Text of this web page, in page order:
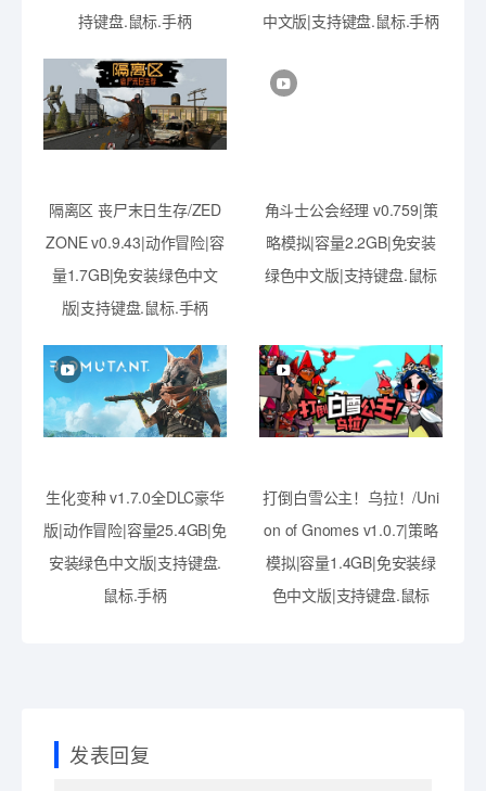
持键盘.鼠标.手柄
中文版|支持键盘.鼠标.手柄
隔离区 丧尸末日生存/ZED
ZONE v0.9.43|动作冒险|容
量1.7GB|免安装绿色中文
版|支持键盘.鼠标.手柄
角斗士公会经理 v0.759|策
略模拟|容量2.2GB|免安装
绿色中文版|支持键盘.鼠标
生化变种 v1.7.0全DLC豪华
版|动作冒险|容量25.4GB|免
安装绿色中文版|支持键盘.
鼠标.手柄
打倒白雪公主！乌拉！/Uni
on of Gnomes v1.0.7|策略
模拟|容量1.4GB|免安装绿
色中文版|支持键盘.鼠标
发表回复